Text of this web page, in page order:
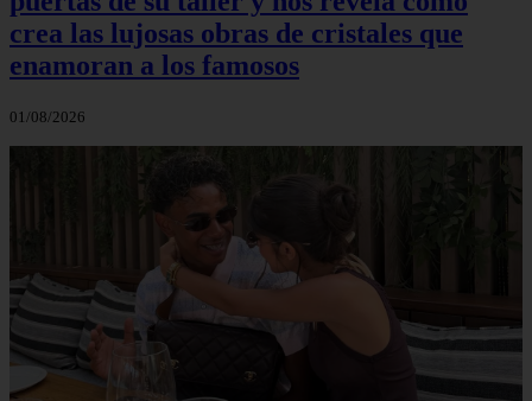
crea las lujosas obras de cristales que
enamoran a los famosos
01/08/2026